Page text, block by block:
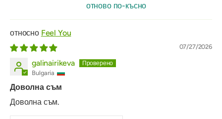
отново по-късно
Feel You
07/27/2026
galinairikeva
Bulgaria
Доволна съм
Доволна съм.